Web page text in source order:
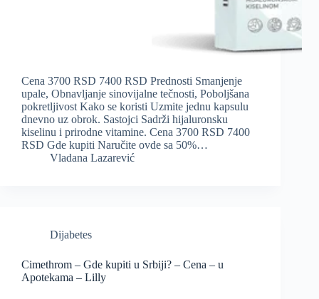
Cena 3700 RSD 7400 RSD Prednosti Smanjenje
upale, Obnavljanje sinovijalne tečnosti, Poboljšana
pokretljivost Kako se koristi Uzmite jednu kapsulu
dnevno uz obrok. Sastojci Sadrži hijaluronsku
kiselinu i prirodne vitamine. Cena 3700 RSD 7400
RSD Gde kupiti Naručite ovde sa 50%…
Vladana Lazarević
Dijabetes
Cimethrom – Gde kupiti u Srbiji? – Cena – u
Apotekama – Lilly